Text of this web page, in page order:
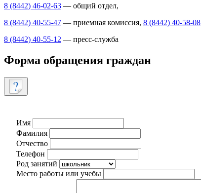
8 (8442) 46-02-63 — общий отдел,
8 (8442) 40-55-47 — приемная комиссия, 8 (8442) 40-58-08
8 (8442) 40-55-12 — пресс-служба
Форма обращения граждан
Имя
Фамилия
Отчество
Телефон
Род занятий
Место работы или учебы